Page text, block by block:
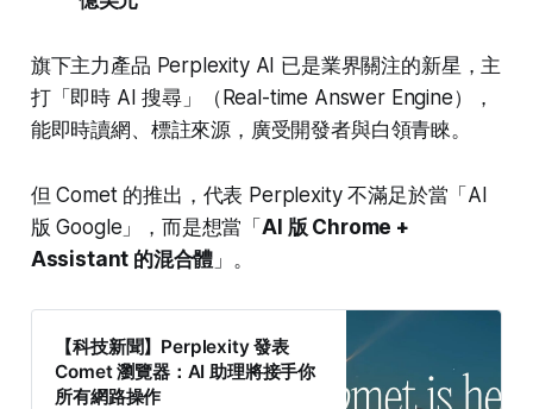
旗下主力產品 Perplexity AI 已是業界關注的新星，主
打「即時 AI 搜尋」（Real-time Answer Engine），
能即時讀網、標註來源，廣受開發者與白領青睞。
但 Comet 的推出，代表 Perplexity 不滿足於當「AI
版 Google」，而是想當「AI 版 Chrome +
Assistant 的混合體 」。
【科技新聞】Perplexity 發表
Comet 瀏覽器：AI 助理將接手你
所有網路操作